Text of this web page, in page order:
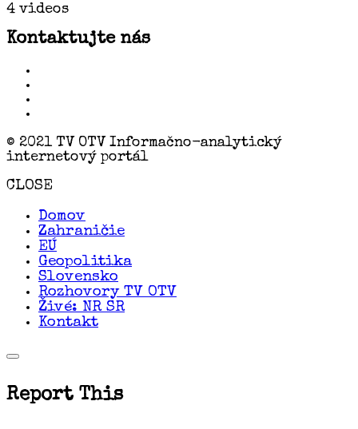
4 videos
Kontaktujte nás
© 2021 TV OTV Informačno-analytický
internetový portál
CLOSE
Domov
Zahraničie
EÚ
Geopolitika
Slovensko
Rozhovory TV OTV
Živé: NR SR
Kontakt
Report This